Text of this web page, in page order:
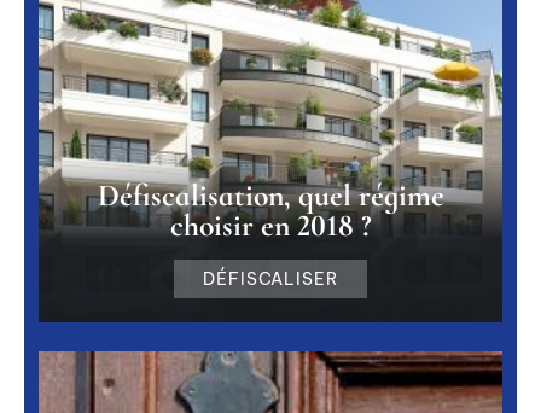
Défiscalisation, quel régime
choisir en 2018 ?
DÉFISCALISER